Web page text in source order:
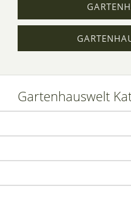
Gartenhauswelt